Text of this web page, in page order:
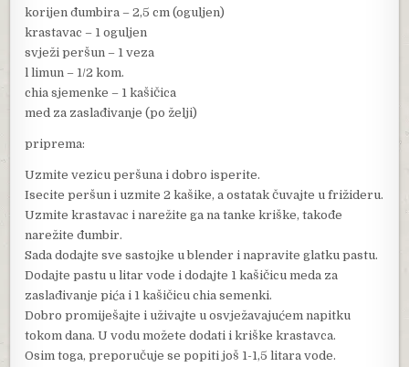
korijen đumbira – 2,5 cm (oguljen)
krastavac – 1 oguljen
svježi peršun – 1 veza
l limun – 1/2 kom.
chia sjemenke – 1 kašičica
med za zaslađivanje (po želji)
priprema:
Uzmite vezicu peršuna i dobro isperite.
Isecite peršun i uzmite 2 kašike, a ostatak čuvajte u frižideru.
Uzmite krastavac i narežite ga na tanke kriške, takođe
narežite đumbir.
Sada dodajte sve sastojke u blender i napravite glatku pastu.
Dodajte pastu u litar vode i dodajte 1 kašičicu meda za
zaslađivanje pića i 1 kašičicu chia semenki.
Dobro promiješajte i uživajte u osvježavajućem napitku
tokom dana. U vodu možete dodati i kriške krastavca.
Osim toga, preporučuje se popiti još 1-1,5 litara vode.